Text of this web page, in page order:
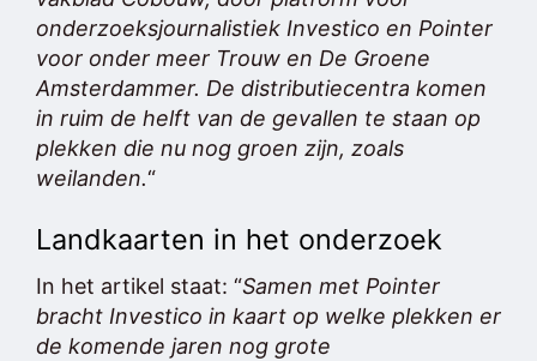
onderzoeksjournalistiek Investico en Pointer
voor onder meer Trouw en De Groene
Amsterdammer. De distributiecentra komen
in ruim de helft van de gevallen te staan op
plekken die nu nog groen zijn, zoals
weilanden.“
Landkaarten in het onderzoek
In het artikel staat: “Samen met Pointer
bracht Investico in kaart op welke plekken er
de komende jaren nog grote